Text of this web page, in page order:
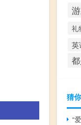
礼
英
猜
“